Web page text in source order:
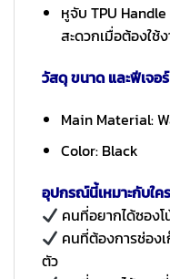
หูจับ TPU
สะดวกเมื่อต้องใช้
วัสดุ ขนาด และฟีเจอร์
Main Material:
Color: Black
อุปกรณ์นี้เหมาะกับใค
คนที่อยากได้ซอง
คนที่ต้องการช่อง
ตัว